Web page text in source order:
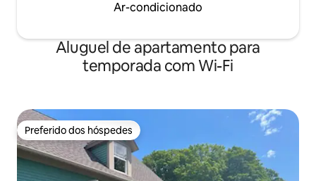
Ar-condicionado
Aluguel de apartamento para
temporada com Wi-Fi
Preferido dos hóspedes
Preferido dos hóspedes